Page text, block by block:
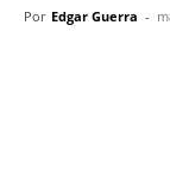
Por Edgar Guerra -